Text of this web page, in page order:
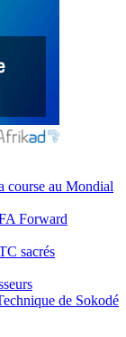
course au Mondial
Forward
sacrés
de Sokodé